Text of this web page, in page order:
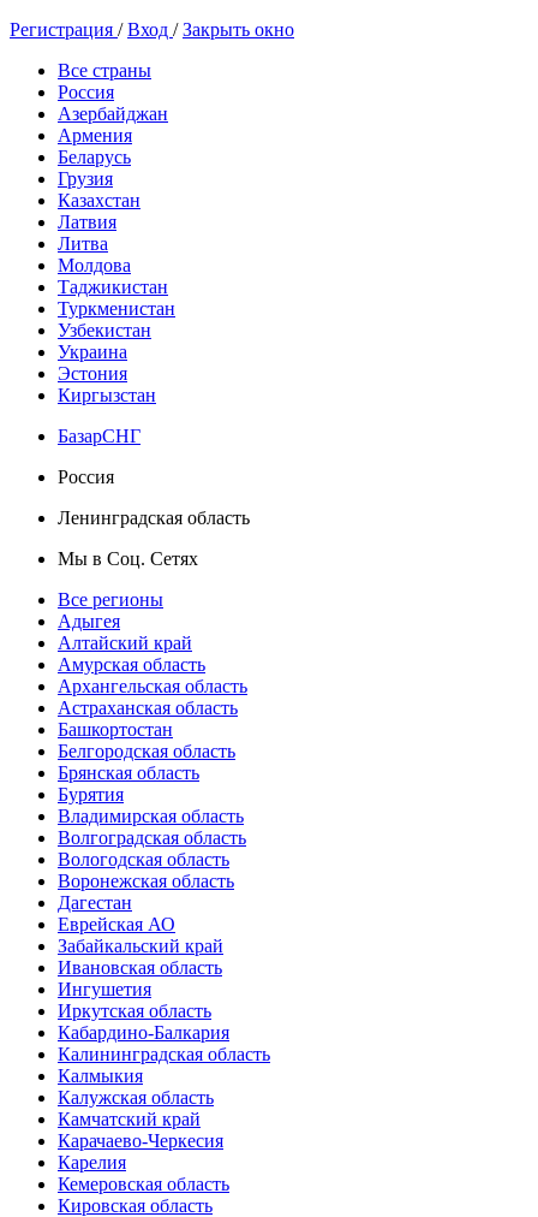
Регистрация /Вход /Закрыть окно
Все страны
Россия
Азербайджан
Армения
Беларусь
Грузия
Казахстан
Латвия
Литва
Молдова
Таджикистан
Туркменистан
Узбекистан
Украина
Эстония
Киргызстан
БазарСНГ
Россия
Ленинградская область
Мы в Соц. Сетях
Все регионы
Адыгея
Алтайский край
Амурская область
Архангельская область
Астраханская область
Башкортостан
Белгородская область
Брянская область
Бурятия
Владимирская область
Волгоградская область
Вологодская область
Воронежская область
Дагестан
Еврейская АО
Забайкальский край
Ивановская область
Ингушетия
Иркутская область
Кабардино-Балкария
Калининградская область
Калмыкия
Калужская область
Камчатский край
Карачаево-Черкесия
Карелия
Кемеровская область
Кировская область